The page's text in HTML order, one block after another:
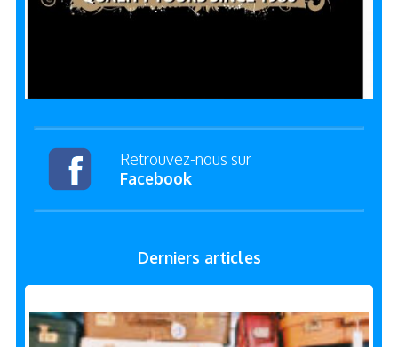
Retrouvez-nous sur
Facebook
Derniers articles